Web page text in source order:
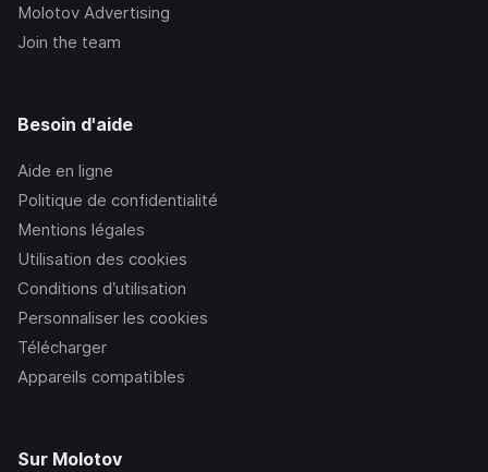
Molotov Advertising
Join the team
Besoin d'aide
Aide en ligne
Politique de confidentialité
Mentions légales
Utilisation des cookies
Conditions d’utilisation
Personnaliser les cookies
Télécharger
Appareils compatibles
Sur Molotov